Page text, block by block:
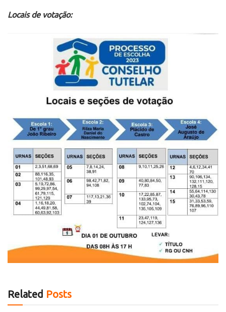
Locais de votação:
Related Posts